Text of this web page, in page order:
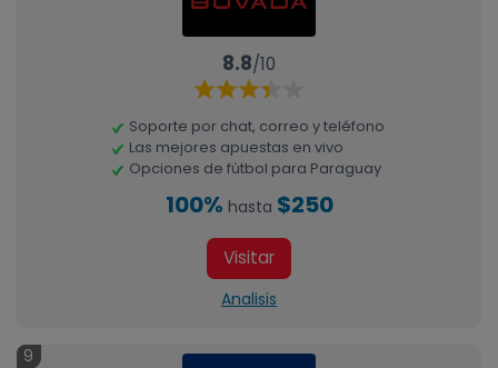
8.8/10
Soporte por chat, correo y teléfono
Las mejores apuestas en vivo
Opciones de fútbol para Paraguay
100% hasta $250
Visitar
Analisis
9